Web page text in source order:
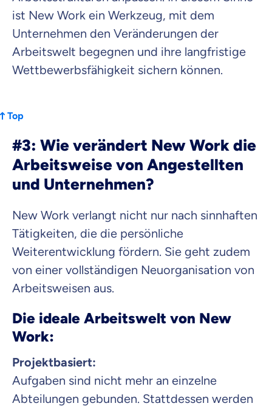
ist New Work ein Werkzeug, mit dem
Unternehmen den Veränderungen der
Arbeitswelt begegnen und ihre langfristige
Wettbewerbsfähigkeit sichern können.
Top
#3: Wie verändert New Work die
Arbeitsweise von Angestellten
und Unternehmen?
New Work verlangt nicht nur nach sinnhaften
Tätigkeiten, die die persönliche
Weiterentwicklung fördern. Sie geht zudem
von einer vollständigen Neuorganisation von
Arbeitsweisen aus.
Die ideale Arbeitswelt von New
Work:
Projektbasiert:
Aufgaben sind nicht mehr an einzelne
Abteilungen gebunden. Stattdessen werden